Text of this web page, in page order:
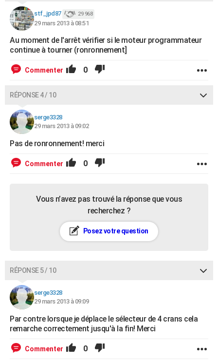
stf_jpd87 29 968
29 mars 2013 à 08:51
Au moment de l'arrêt vérifier si le moteur programmateur
continue à tourner (ronronnement]
Commenter 0
RÉPONSE 4 / 10
serge3328
29 mars 2013 à 09:02
Pas de ronronnement! merci
Commenter 0
Vous n’avez pas trouvé la réponse que vous
recherchez ?
Posez votre question
RÉPONSE 5 / 10
serge3328
29 mars 2013 à 09:09
Par contre lorsque je déplace le sélecteur de 4 crans cela
remarche correctement jusqu'à la fin! Merci
Commenter 0